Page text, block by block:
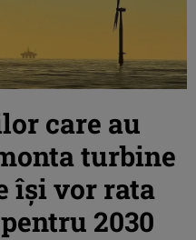
care au
turbine
își vor rata
2030